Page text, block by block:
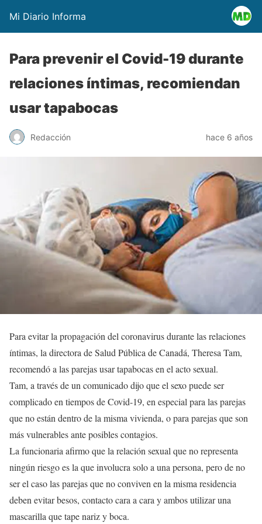
Mi Diario Informa
Para prevenir el Covid-19 durante
relaciones íntimas, recomiendan
usar tapabocas
Redacción hace 6 años
Para evitar la propagación del coronavirus durante las relaciones
íntimas, la directora de Salud Pública de Canadá, Theresa Tam,
recomendó a las parejas usar tapabocas en el acto sexual.
Tam, a través de un comunicado dijo que el sexo puede ser
complicado en tiempos de Covid-19, en especial para las parejas
que no están dentro de la misma vivienda, o para parejas que son
más vulnerables ante posibles contagios.
La funcionaria afirmo que la relación sexual que no representa
ningún riesgo es la que involucra solo a una persona, pero de no
ser el caso las parejas que no conviven en la misma residencia
deben evitar besos, contacto cara a cara y ambos utilizar una
mascarilla que tape nariz y boca.